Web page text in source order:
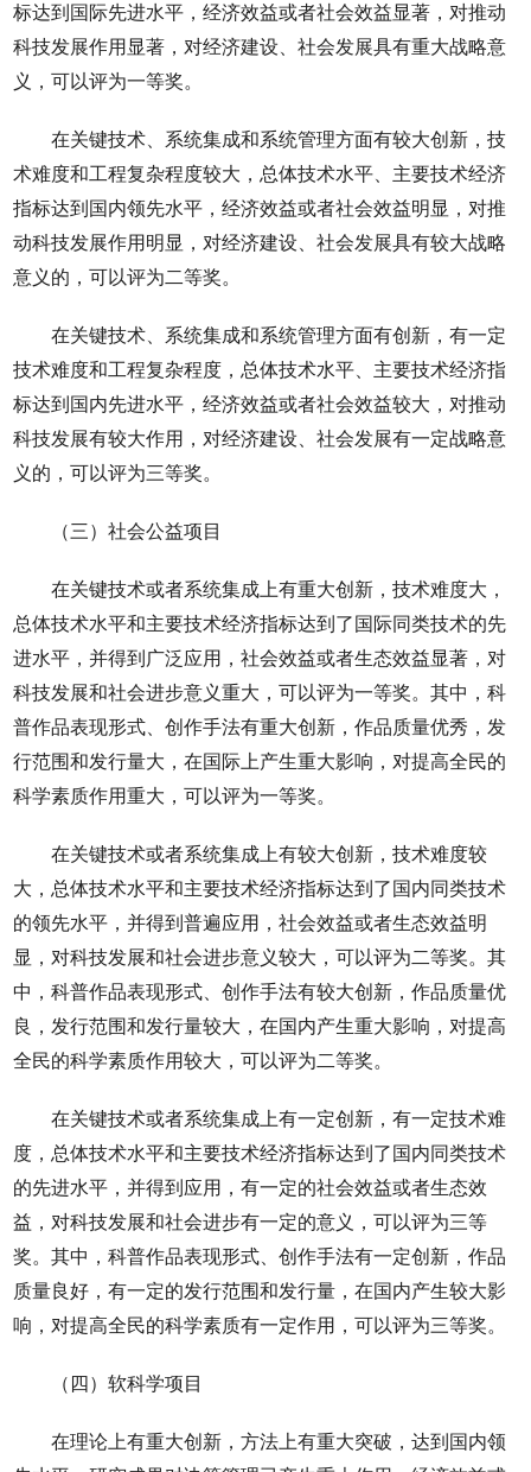
标达到国际先进水平，经济效益或者社会效益显著，对推动
科技发展作用显著，对经济建设、社会发展具有重大战略意
义，可以评为一等奖。
在关键技术、系统集成和系统管理方面有较大创新，技
术难度和工程复杂程度较大，总体技术水平、主要技术经济
指标达到国内领先水平，经济效益或者社会效益明显，对推
动科技发展作用明显，对经济建设、社会发展具有较大战略
意义的，可以评为二等奖。
在关键技术、系统集成和系统管理方面有创新，有一定
技术难度和工程复杂程度，总体技术水平、主要技术经济指
标达到国内先进水平，经济效益或者社会效益较大，对推动
科技发展有较大作用，对经济建设、社会发展有一定战略意
义的，可以评为三等奖。
（三）社会公益项目
在关键技术或者系统集成上有重大创新，技术难度大，
总体技术水平和主要技术经济指标达到了国际同类技术的先
进水平，并得到广泛应用，社会效益或者生态效益显著，对
科技发展和社会进步意义重大，可以评为一等奖。其中，科
普作品表现形式、创作手法有重大创新，作品质量优秀，发
行范围和发行量大，在国际上产生重大影响，对提高全民的
科学素质作用重大，可以评为一等奖。
在关键技术或者系统集成上有较大创新，技术难度较
大，总体技术水平和主要技术经济指标达到了国内同类技术
的领先水平，并得到普遍应用，社会效益或者生态效益明
显，对科技发展和社会进步意义较大，可以评为二等奖。其
中，科普作品表现形式、创作手法有较大创新，作品质量优
良，发行范围和发行量较大，在国内产生重大影响，对提高
全民的科学素质作用较大，可以评为二等奖。
在关键技术或者系统集成上有一定创新，有一定技术难
度，总体技术水平和主要技术经济指标达到了国内同类技术
的先进水平，并得到应用，有一定的社会效益或者生态效
益，对科技发展和社会进步有一定的意义，可以评为三等
奖。其中，科普作品表现形式、创作手法有一定创新，作品
质量良好，有一定的发行范围和发行量，在国内产生较大影
响，对提高全民的科学素质有一定作用，可以评为三等奖。
（四）软科学项目
在理论上有重大创新，方法上有重大突破，达到国内领